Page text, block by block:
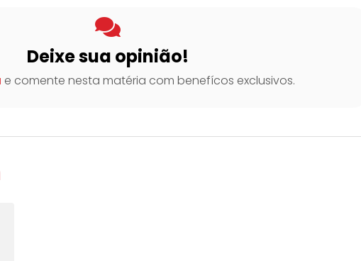
Deixe sua opinião!
e comente nesta matéria com benefícos exclusivos.